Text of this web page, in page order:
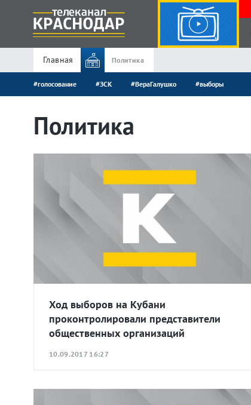
Главная Политика
#голосование #ЗСК #ВераГалушко #выборы
Политика
Ход выборов на Кубани
проконтролировали представители
общественных организаций
10.09.2017 16:27